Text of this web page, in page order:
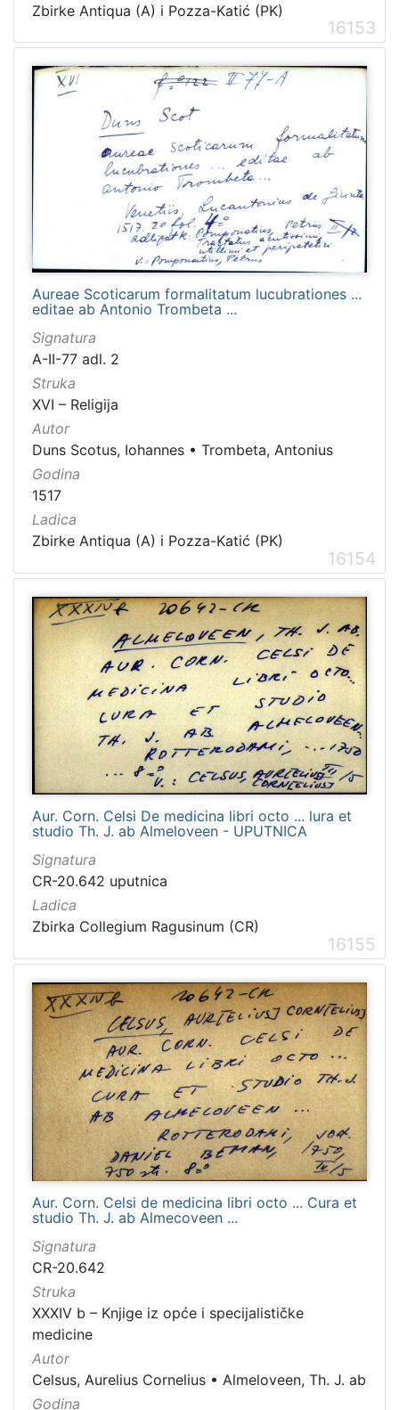
Zbirke Antiqua (A) i Pozza-Katić (PK)
16153
Aureae Scoticarum formalitatum lucubrationes ...
editae ab Antonio Trombeta ...
Signatura
A-II-77 adl. 2
Struka
XVI – Religija
Autor
Duns Scotus, Iohannes • Trombeta, Antonius
Godina
1517
Ladica
Zbirke Antiqua (A) i Pozza-Katić (PK)
16154
Aur. Corn. Celsi De medicina libri octo ... lura et
studio Th. J. ab Almeloveen - UPUTNICA
Signatura
CR-20.642 uputnica
Ladica
Zbirka Collegium Ragusinum (CR)
16155
Aur. Corn. Celsi de medicina libri octo ... Cura et
studio Th. J. ab Almecoveen ...
Signatura
CR-20.642
Struka
XXXIV b – Knjige iz opće i specijalističke
medicine
Autor
Celsus, Aurelius Cornelius • Almeloveen, Th. J. ab
Godina